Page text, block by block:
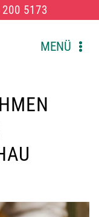
5173
MENÜ